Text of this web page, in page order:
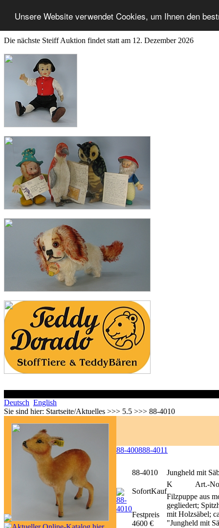
Unsere Website verwendet Cookies, um Ihnen den
Die nächste Steiff Auktion findet statt am 12. Dezember 2026
Deutsch English
Sie sind hier: Startseite/Aktuelles >>> 5.5 >>> 88-4010
88-400888-4011
88-4010
Jungheld mit
K
Art.-
Filzpuppe aus
gegliedert;
mit Holzsäbel;
"Jungheld mit
SofortKauf
Festpreis
4600 €